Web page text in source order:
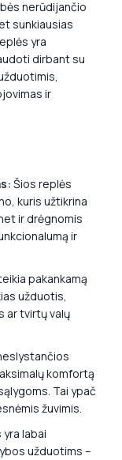
nerūdijančio
sunkiausias
yra
dirbant su
ir
Šios replės
kuris užtikrina
ir drėgnomis
ir
pakankamą
užduotis,
ar tvirtų valų
komfortą
Tai ypač
žuvimis.
labai
užduotims –